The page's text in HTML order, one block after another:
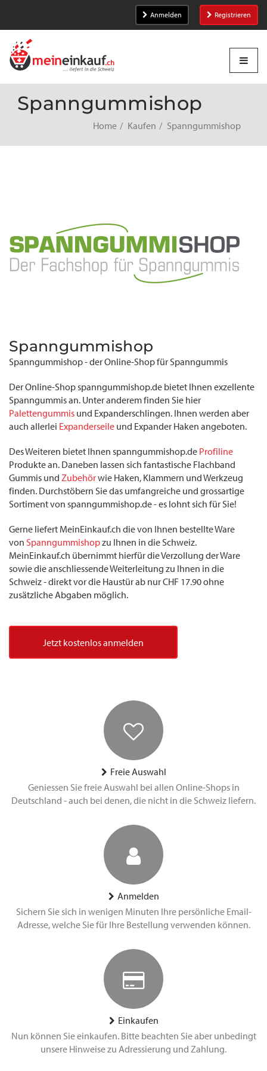
Anmelden Registrieren
Spanngummishop
Home Kaufen Spanngummishop
Spanngummishop
Spanngummishop - der Online-Shop für Spanngummis
Der Online-Shop spanngummishop.de bietet Ihnen exzellente
Spanngummis an. Unter anderem finden Sie hier
Palettengummis und Expanderschlingen. Ihnen werden aber
auch allerlei Expanderseile und Expander Haken angeboten.
Des Weiteren bietet Ihnen spanngummishop.de Profiline
Produkte an. Daneben lassen sich fantastische Flachband
Gummis und Zubehörwie Haken, Klammern und Werkzeug
finden. Durchstöbern Sie das umfangreiche und grossartige
Sortiment von spanngummishop.de - es lohnt sich für Sie!
Gerne liefert MeinEinkauf.ch die von Ihnen bestellte Ware
von Spanngummishopzu Ihnen in die Schweiz.
MeinEinkauf.ch übernimmt hierfür die Verzollung der Ware
sowie die anschliessende Weiterleitung zu Ihnen in die
Schweiz - direkt vor die Haustür ab nur CHF 17.90 ohne
zusätzliche Abgaben möglich.
Jetzt kostenlos anmelden
Freie Auswahl
Geniessen Sie freie Auswahl bei allen Online-Shops in
Deutschland - auch bei denen, die nicht in die Schweiz liefern.
Anmelden
Sichern Sie sich in wenigen Minuten Ihre persönliche Email-
Adresse, welche Sie für Ihre Bestellung verwenden können.
Einkaufen
Nun können Sie einkaufen. Bitte beachten Sie aber unbedingt
unsere Hinweise zu Adressierung und Zahlung.